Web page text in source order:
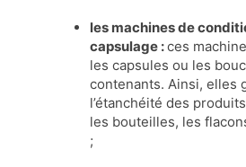
les machines de
capsulage :ces
les capsules ou les
contenants. Ainsi, elles
l’étanchéité des
les bouteilles, les
;